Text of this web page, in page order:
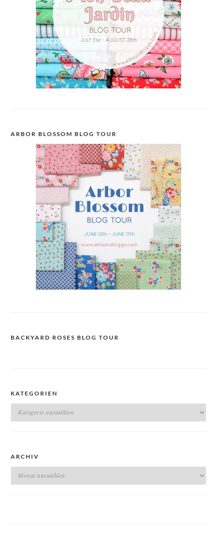
ARBOR BLOSSOM BLOG TOUR
BACKYARD ROSES BLOG TOUR
KATEGORIEN
Kategorien
ARCHIV
Archiv